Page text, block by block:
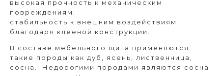
высокая прочность к механическим
повреждениям;
стабильность к внешним воздействиям
благодаря клееной конструкции.
В составе мебельного щита применяются
такие породы как дуб, ясень, лиственница,
сосна. Недорогими породами являются сосна